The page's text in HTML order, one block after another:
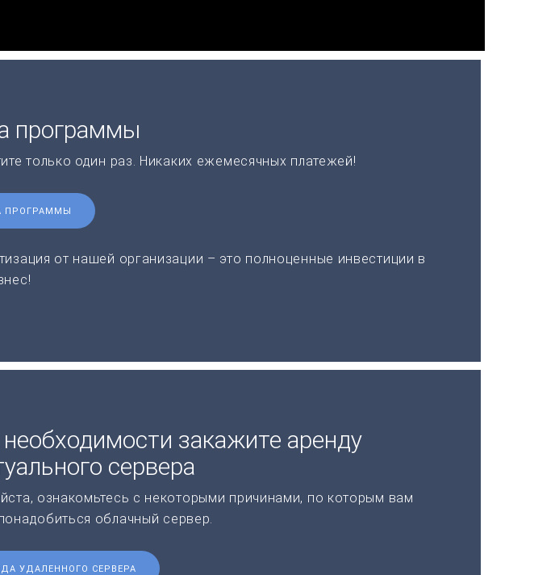
программы
только один раз. Никаких ежемесячных платежей!
ПРОГРАММЫ
от нашей организации – это полноценные инвестиции в
закажите аренду
сервера
ознакомьтесь с некоторыми причинами, по которым вам
облачный сервер.
УДАЛЕННОГО СЕРВЕРА